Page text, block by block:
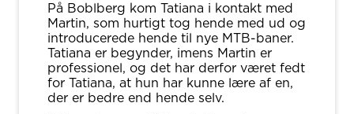
På Boblberg kom Tatiana i kontakt med
Martin, som hurtigt tog hende med ud og
introducerede hende til nye MTB-baner.
Tatiana er begynder, imens Martin er
professionel, og det har derfor været fedt
for Tatiana, at hun har kunne lære af en,
der er bedre end hende selv.